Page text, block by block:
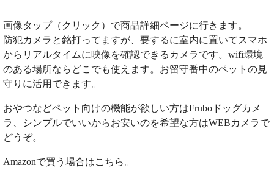
画像タップ（クリック）で商品詳細ページに行きます。
防犯カメラと銘打ってますが、要するに室内に置いてスマホ
からリアルタイムに映像を確認できるカメラです。wifi環境
のある場所ならどこでも使えます。お留守番中のペットの見
守りに活用できます。
おやつなどペット向けの機能が欲しい方はFruboドッグカメ
ラ、シンプルでいいからお安いのを希望な方はWEBカメラで
どうぞ。
Amazonで買う場合はこちら。